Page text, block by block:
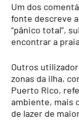
Um dos
fonte descreve
“pânico total”,
encontrar a
Outros
zonas da ilha,
Puerto Rico,
ambiente, mais
de lazer de